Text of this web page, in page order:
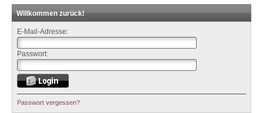
Willkommen zurück!
E-Mail-Adresse:
Passwort:
Passwort vergessen?